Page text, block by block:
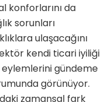
konfor­larını da
sorunları
ulaşacağını
kendi ticari iyiliği
eylemlerini gündeme
görünü­yor.
zamansal fark